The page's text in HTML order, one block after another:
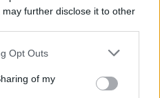
may further disclose it to other
Opt Outs
of my
Elektromobilitás